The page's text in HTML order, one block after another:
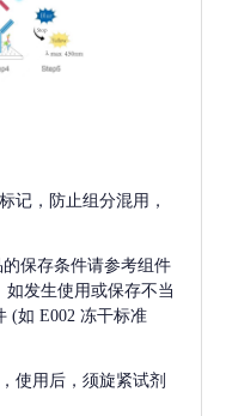
记，防止组分混用，
保存条件请参考组件
发生使用或保存不当
(如 E002 冻干标准
使用后，须旋紧试剂